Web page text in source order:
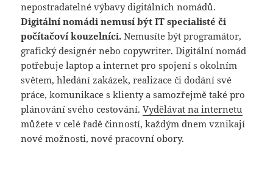
nepostradatelné výbavy digitálních nomádů.
Digitální nomádi nemusí být IT specialisté či
počítačoví kouzelníci. Nemusíte být programátor,
grafický designér nebo copywriter. Digitální nomád
potřebuje laptop a internet pro spojení s okolním
světem, hledání zakázek, realizace či dodání své
práce, komunikace s klienty a samozřejmě také pro
plánování svého cestování.Vydělávat na internetu
můžete v celé řadě činností, každým dnem vznikají
nové možnosti, nové pracovní obory.